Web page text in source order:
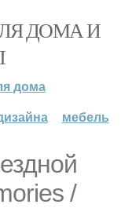
ДОМА И
дома
мебель
/